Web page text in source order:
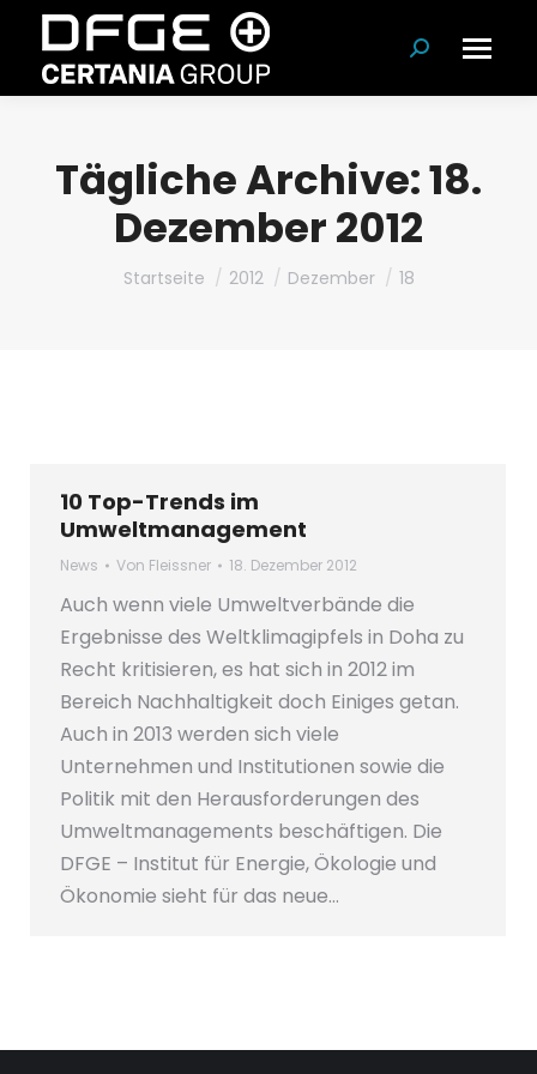
Suchen:
Tägliche Archive:18.
Dezember 2012
Du bist hier:
Startseite 2012 Dezember 18
10 Top-Trends im
Umweltmanagement
News Von Fleissner 18. Dezember 2012
Auch wenn viele Umweltverbände die
Ergebnisse des Weltklimagipfels in Doha zu
Recht kritisieren, es hat sich in 2012 im
Bereich Nachhaltigkeit doch Einiges getan.
Auch in 2013 werden sich viele
Unternehmen und Institutionen sowie die
Politik mit den Herausforderungen des
Umweltmanagements beschäftigen. Die
DFGE – Institut für Energie, Ökologie und
Ökonomie sieht für das neue…